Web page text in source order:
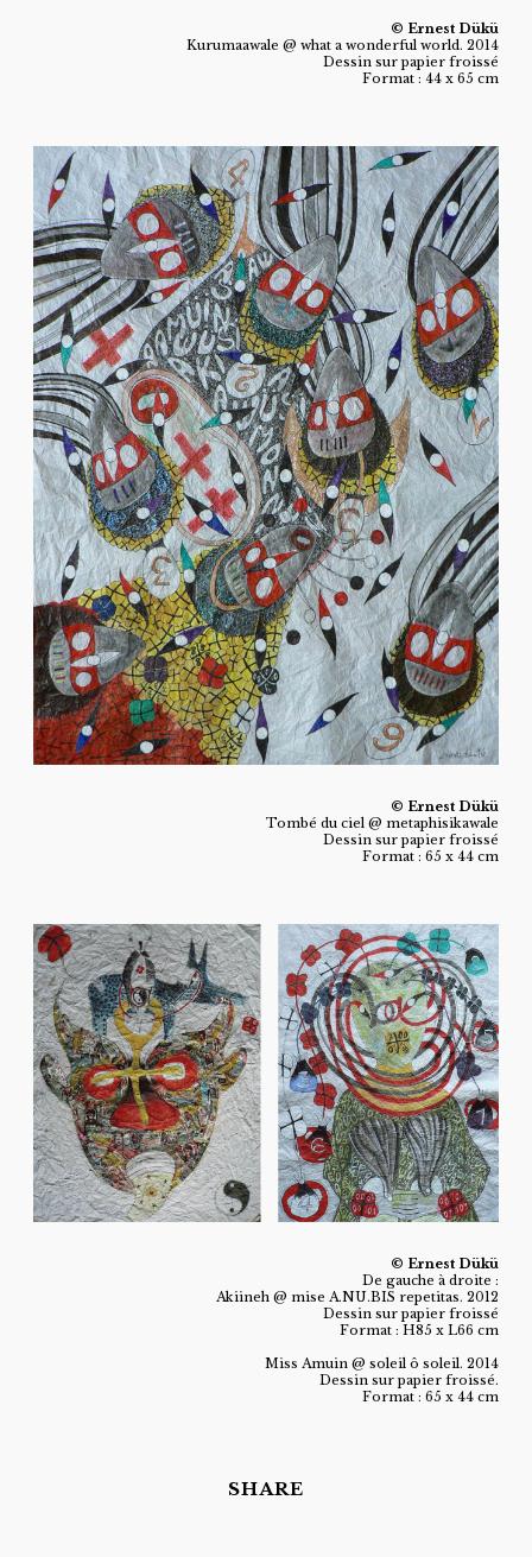
© Ernest Dükü
Kurumaawale @ what a wonderful world. 2014
Dessin sur papier froissé
Format : 44 x 65 cm
© Ernest Dükü
Tombé du ciel @ metaphisikawale
Dessin sur papier froissé
Format : 65 x 44 cm
© Ernest Dükü
De gauche à droite :
Akiineh @ mise A.NU.BIS repetitas. 2012
Dessin sur papier froissé
Format : H85 x L66 cm
Miss Amuin @ soleil ô soleil. 2014
Dessin sur papier froissé.
Format : 65 x 44 cm
SHARE